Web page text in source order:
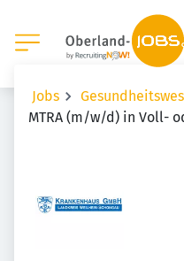
Jobs
MTRA (m/w/d) in Voll-